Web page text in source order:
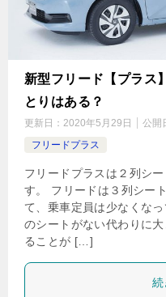
新型フリード【プラス
とりはある？
更新日： 2020年5月29日 公開
フリードプラス
フリードプラスは２列シ
す。 フリードは３列シー
て、乗車定員は少なくな
のシートがない代わりに
ることが […]
続